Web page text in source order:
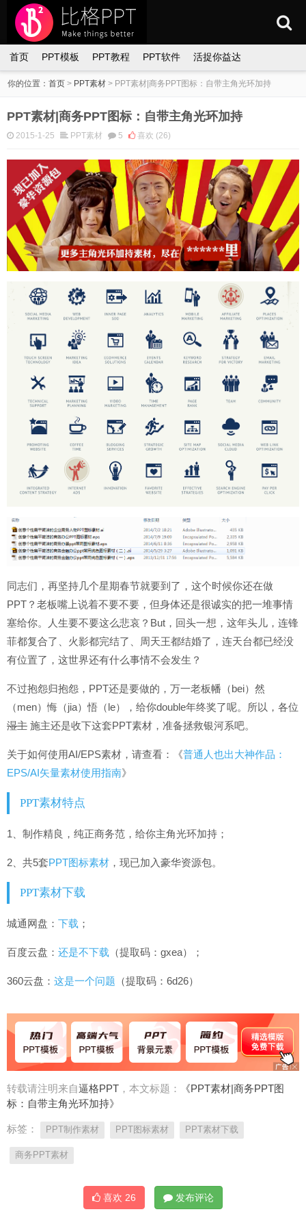
首页 PPT模板 PPT教程 PPT软件 活捉你益达
你的位置：首页 > PPT素材 > PPT素材|商务PPT图标：自带主角光环加持
PPT素材|商务PPT图标：自带主角光环加持
2015-1-25 PPT素材 5 喜欢 (26)
同志们，再坚持几个星期春节就要到了，这个时候你还在做
PPT？老板嘴上说着不要不要，但身体还是很诚实的把一堆事情
塞给你。人生要不要这么悲哀？But，回头一想，这年头儿，连锋
菲都复合了、火影都完结了、周天王都结婚了，连天台都已经没
有位置了，这世界还有什么事情不会发生？
不过抱怨归抱怨，PPT还是要做的，万一老板幡（bei）然
（men）悔（jia）悟（le），给你double年终奖了呢。所以，各位
湿主 施主还是收下这套PPT素材，准备拯救银河系吧。
关于如何使用AI/EPS素材，请查看：《普通人也出大神作品：
EPS/AI矢量素材使用指南》
PPT素材特点
1、制作精良，纯正商务范，给你主角光环加持；
2、共5套PPT图标素材 ，现已加入豪华资源包。
PPT素材下载
城通网盘： 下载 ；
百度云盘： 还是不下载 （提取码：gxea）；
360云盘： 这是一个问题 （提取码：6d26）
转载请注明来自逼格PPT ，本文标题：
《PPT素材|商务PPT图
标：自带主角光环加持》
标签： PPT制作素材 PPT图标素材 PPT素材下载
商务PPT素材
喜欢 26 发布评论